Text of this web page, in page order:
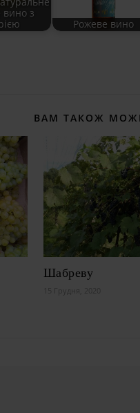
вино з
Рожеве вино
ВАМ ТАКОЖ
Шабреву
15 Грудня, 2020